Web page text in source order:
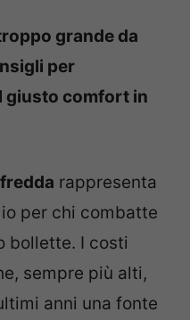
grande da
per
giusto comfort in
rappresenta
per chi combatte
bollette. I costi
sempre più alti,
anni una fonte